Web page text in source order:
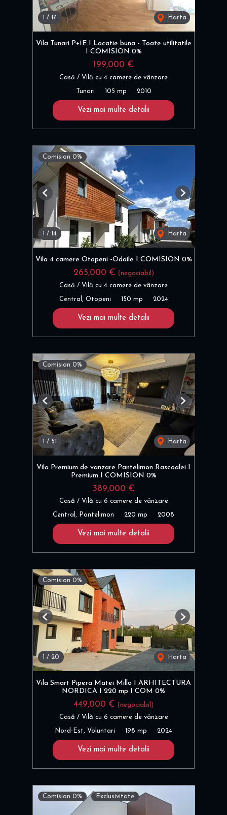
1 / 17 Harta
Vila Tunari P+1E I Locatie buna - Toate utilitatile
I COMISION 0%
199,000 €
Casă / Vilă cu 4 camere de vânzare
Tunari 105 mp 2010
Vezi mai multe detalii
Comision 0%
1 / 14 Harta
Previous Next
Vila 4 camere Otopeni -Odaile I COMISION 0%
265,000 € (negociabil)
Casă / Vilă cu 4 camere de vânzare
Central, Otopeni 150 mp 2024
Vezi mai multe detalii
Comision 0%
1 / 51 Harta
Previous Next
Vila Premium de vanzare Pantelimon Rascoalei I
Premium I COMISION 0%
389,000 €
Casă / Vilă cu 6 camere de vânzare
Central, Pantelimon 220 mp 2008
Vezi mai multe detalii
Comision 0%
/ 20 Harta
Previous Next
Vila Smart Pipera Matei Millo I ARHITECTURA
NORDICA I 220 mp I COM 0%
449,000 € (negociabil)
Casă / Vilă cu 6 camere de vânzare
Nord-Est, Voluntari 198 mp 2024
Vezi mai multe detalii
Comision 0% Exclusivitate